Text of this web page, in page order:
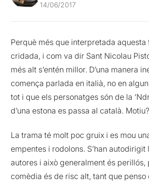
14/06/2017
Perquè més que interpretada aquesta
cridada, i com va dir Sant Nicolau
més alt s’entén millor. D’una manera
comença parlada en italià, no en
tot i que els personatges són de la
d’una estona es passa al català.
La trama té molt poc gruix i es mou
empentes i rodolons. S’han autodirigit
autores i això generalment és perillós,
comèdia és de risc alt, tant que penso